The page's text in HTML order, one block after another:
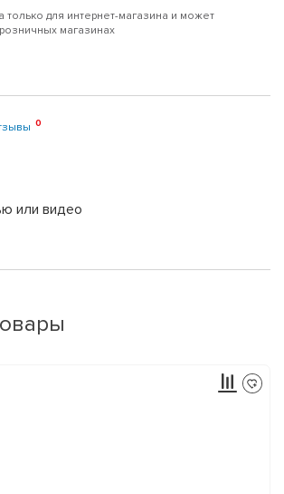
только для интернет-магазина и может
магазинах
или видео